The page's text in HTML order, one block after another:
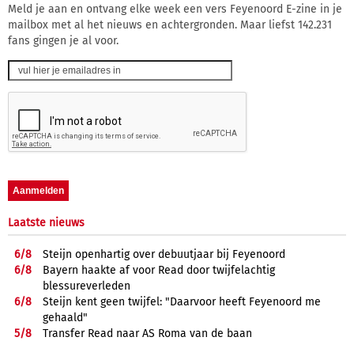
Meld je aan en ontvang elke week een vers Feyenoord E-zine in je
mailbox met al het nieuws en achtergronden. Maar liefst 142.231
fans gingen je al voor.
Laatste nieuws
6/8
Steijn openhartig over debuutjaar bij Feyenoord
6/8
Bayern haakte af voor Read door twijfelachtig
blessureverleden
6/8
Steijn kent geen twijfel: "Daarvoor heeft Feyenoord me
gehaald"
5/8
Transfer Read naar AS Roma van de baan